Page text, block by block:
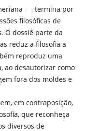
—, termina por
filosóficas de
O dossiê parte da
reduz a filosofia a
reproduz uma
ao desautorizar como
fora dos moldes e
em contraposição,
que reconheça
diversos de